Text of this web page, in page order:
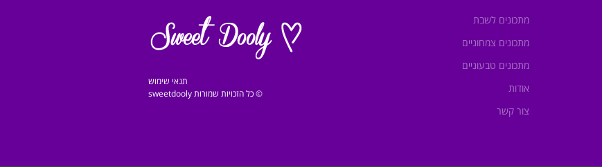
מתכונים לשבת
מתכונים צמחוניים
מתכונים טבעוניים
אודות
צור קשר
תנאי שימוש
© כל הזכויות שמורות sweetdooly